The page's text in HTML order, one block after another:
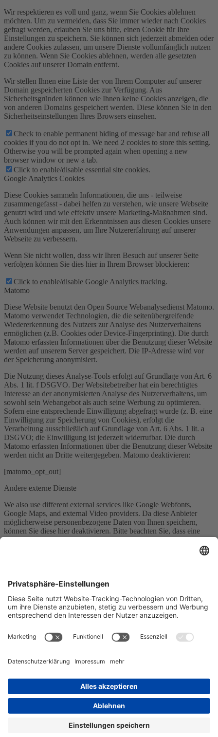
Wir respektieren es voll und ganz, wenn Sie Cookies ablehnen
möchten. Um zu vermeiden, dass Sie immer wieder nach Cookies
gefragt werden, erlauben Sie uns bitte, einen Cookie für Ihre
Einstellungen zu speichern. Sie können sich jederzeit abmelden oder
andere Cookies zulassen, um unsere Dienste vollumfänglich nutzen
zu können. Wenn Sie Cookies ablehnen, werden alle gesetzten
Cookies auf unserer Domain entfernt.
Wir stellen Ihnen eine Liste der von Ihrem Computer auf unserer
Domain gespeicherten Cookies zur Verfügung. Aus
Sicherheitsgründen können wie Ihnen keine Cookies anzeigen, die
von anderen Domains gespeichert werden. Diese können Sie in den
Sicherheitseinstellungen Ihres Browsers einsehen.
Check to enable permanent hiding of message bar and refuse all
cookies if you do not opt in. We need 2 cookies to store this setting.
Otherwise you will be prompted again when opening a new
browser window or new a tab.
Click to enable/disable essential site cookies.
Google Analytics Cookies
Diese Cookies sammeln Informationen, die uns - teilweise
zusammengefasst - dabei helfen zu verstehen, wie unsere Webseite
genutzt wird und wie effektiv unsere Marketing-Maßnahmen sind.
Auch können wir mit den Erkenntnissen aus diesen Cookies unsere
Anwendungen anpassen, um Ihre Nutzererfahrung auf unserer
Webseite zu verbessern.
Wenn Sie nicht wollen, dass wir Ihren Besuch auf unserer Seite
verfolgen können Sie dies hier in Ihrem Browser blockieren:
Click to enable/disable Google Analytics tracking.
Matomo
Diese Website benutzt den Open Source Webanalysedienst Matomo.
Matomo verwendet Technologien, die die seitenübergreifende
Wiedererkennung des Nutzers zur Analyse des Nutzerverhaltens
ermöglichen (z.B. Cookies oder Device-Fingerprinting). Die durch
Matomo erfassten Informationen über die Benutzung dieser Website
werden auf unserem Server gespeichert. Die IP-Adresse wird vor
der Speicherung anonymisiert.
Die Nutzung dieses Analyse-Tools erfolgt auf Grundlage von Art. 6
Abs. 1 lit. f DSGVO. Der Websitebetreiber hat ein berechtigtes
Interesse an der anonymisierten Analyse des Nutzerverhaltens, um
sowohl sein Webangebot als auch seine Werbung zu optimieren.
Sofern eine entsprechende Einwilligung abgefragt wurde (z. B. eine
Einwilligung zur Speicherung von Cookies), erfolgt die
Verarbeitung ausschließlich auf Grundlage von Art. 6 Abs. 1 lit. a
DSGVO; die Einwilligung ist jederzeit widerrufbar. Die durch
Matomo erfassten Informationen über die Benutzung dieser Website
werden nicht an Dritte weitergegeben. Matomo deaktivieren:
[matomo_opt_out]
Andere externe Dienste
We also use different external services like Google Webfonts,
Google Maps, and external Video providers. Da diese Anbieter
möglicherweise personenbezogene Daten von Ihnen speichern,
können Sie diese hier deaktivieren. Bitte beachten Sie, dass eine
Deaktivierung dieser Cookies die Funktionalität und das Aussehen
unserer Webseite erheblich beeinträchtigen kann. Die Änderungen
Click to enable/disable Google Webfonts.
Google Maps Einstellungen:
Google reCaptcha Einstellungen:
Click to enable/disable Google reCaptcha.
Click to enable/disable video embeds.
Datenschutzrichtlinie
in unseren Datenschutzrichtlinie nachlesen.